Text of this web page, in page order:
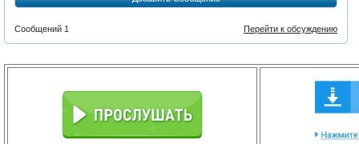
Сообщений 1 Перейти к обсуждению